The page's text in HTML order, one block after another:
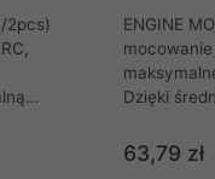
2pcs)
ENGINE
Dzięki
się w
Fioletowe
63,79 zł